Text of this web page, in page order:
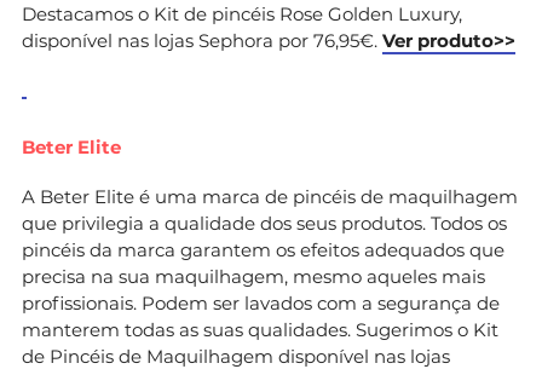
Destacamos o Kit de pincéis Rose Golden Luxury,
disponível nas lojas Sephora por 76,95€. Ver produto>>
Beter Elite
A Beter Elite é uma marca de pincéis de maquilhagem
que privilegia a qualidade dos seus produtos. Todos os
pincéis da marca garantem os efeitos adequados que
precisa na sua maquilhagem, mesmo aqueles mais
profissionais. Podem ser lavados com a segurança de
manterem todas as suas qualidades. Sugerimos o Kit
de Pincéis de Maquilhagem disponível nas lojas